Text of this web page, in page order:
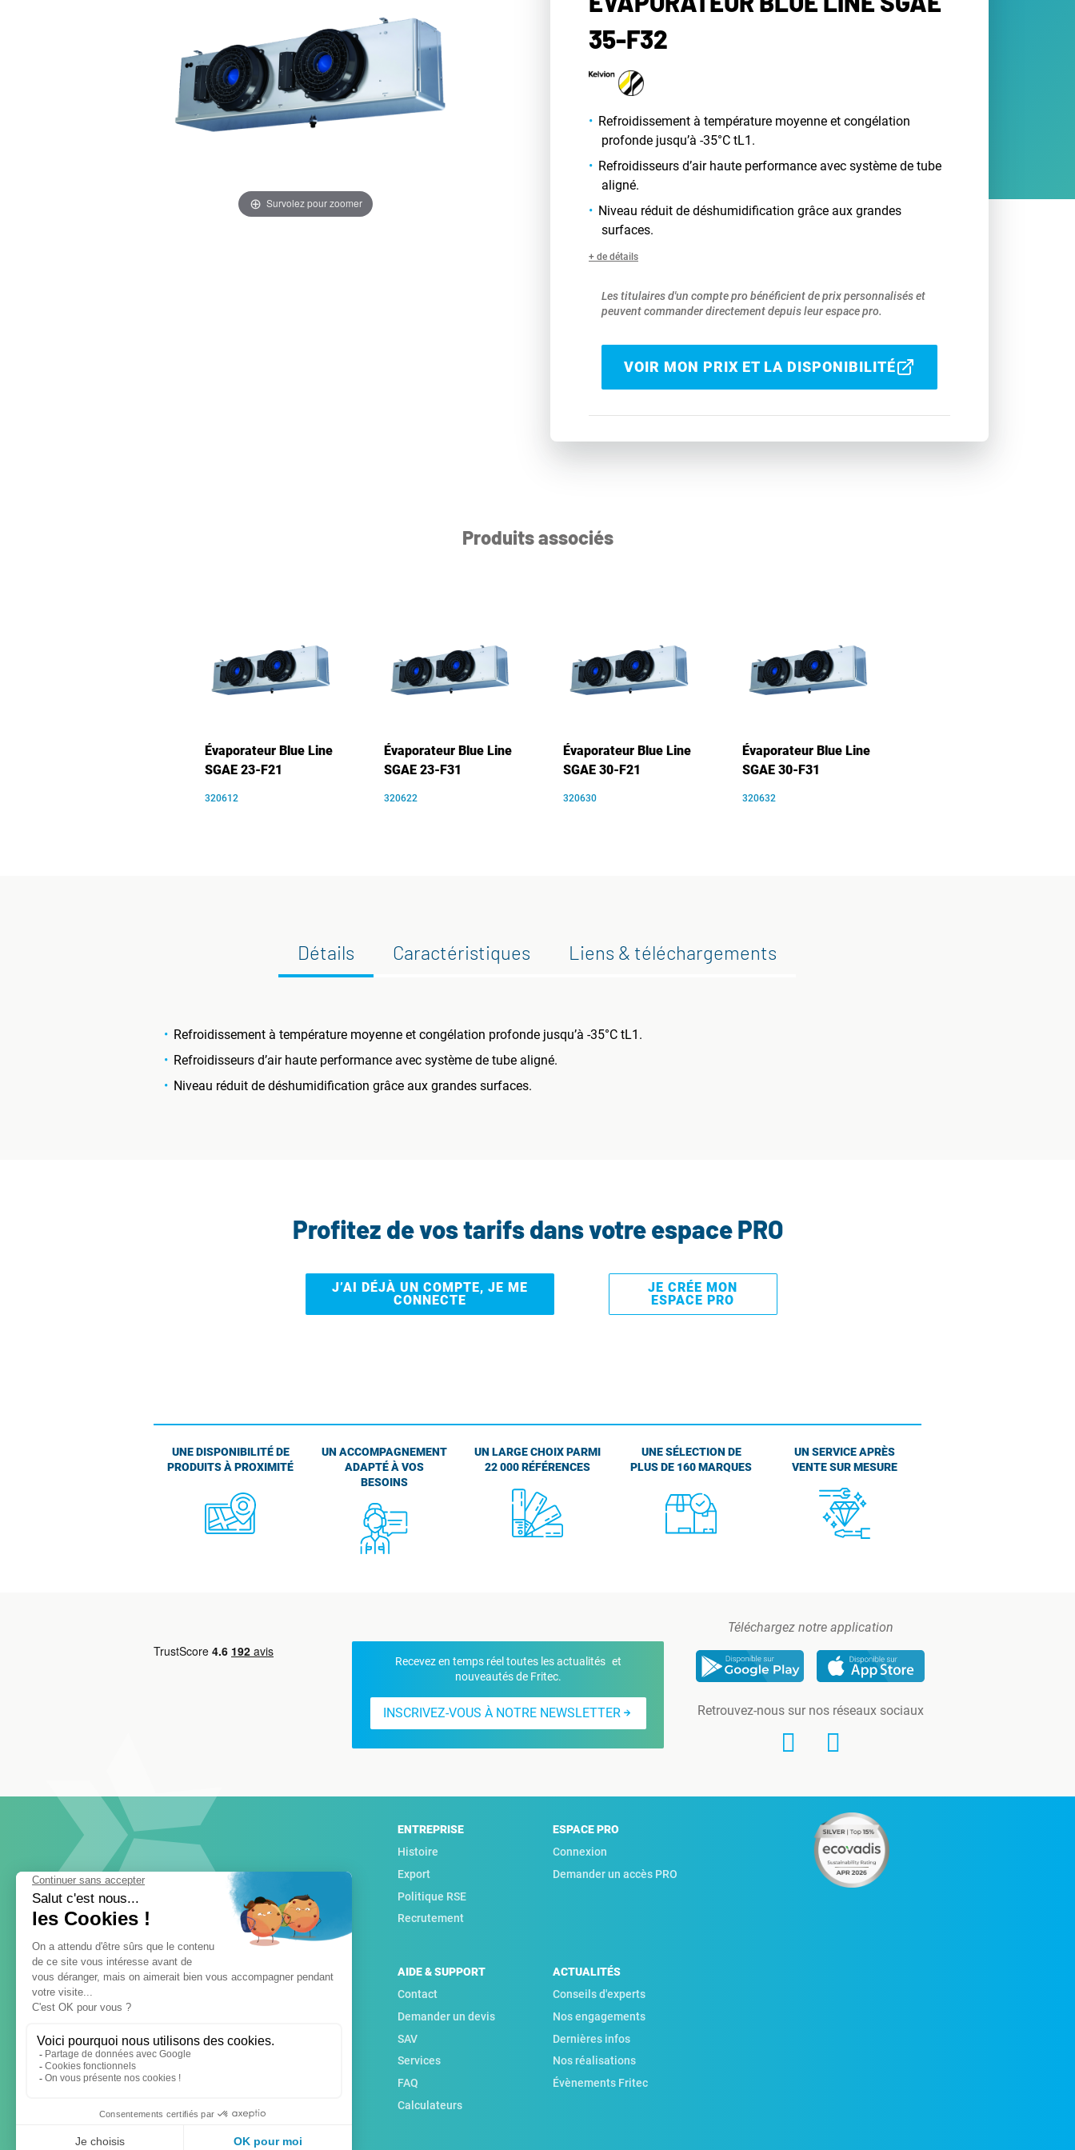
Survolez pour zoomer
35-F32
Refroidissement à température moyenne et congélation
profonde jusqu’à -35°C tL1.
Refroidisseurs d’air haute performance avec système de tube
aligné.
Niveau réduit de déshumidification grâce aux grandes
surfaces.
+ de détails
Les titulaires d'un compte pro bénéficient de prix personnalisés et
peuvent commander directement depuis leur espace pro.
VOIR MON PRIX ET LA DISPONIBILITÉ
Produits associés
Évaporateur Blue Line
SGAE 23-F21
320612
Évaporateur Blue Line
SGAE 23-F31
320622
Évaporateur Blue Line
SGAE 30-F21
320630
Évaporateur Blue Line
SGAE 30-F31
320632
Détails Caractéristiques Liens & téléchargements
Refroidissement à température moyenne et congélation profonde jusqu’à -35°C tL1.
Refroidisseurs d’air haute performance avec système de tube aligné.
Niveau réduit de déshumidification grâce aux grandes surfaces.
Profitez de vos tarifs dans votre espace PRO
J’AI DÉJÀ UN COMPTE, JE ME
CONNECTE
JE CRÉE MON
ESPACE PRO
UNE DISPONIBILITÉ DE
PRODUITS À PROXIMITÉ
UN ACCOMPAGNEMENT
ADAPTÉ À VOS
BESOINS
UN LARGE CHOIX PARMI
22 000 RÉFÉRENCES
UNE SÉLECTION DE
PLUS DE 160 MARQUES
UN SERVICE APRÈS
VENTE SUR MESURE
Recevez en temps réel toutes les actualités et
nouveautés de Fritec.
INSCRIVEZ-VOUS À NOTRE NEWSLETTER
Téléchargez notre application
Retrouvez-nous sur nos réseaux sociaux
ENTREPRISE
Histoire
Export
Politique RSE
Recrutement
ESPACE PRO
Connexion
Demander un accès PRO
AIDE & SUPPORT
Contact
Demander un devis
SAV
Services
FAQ
Calculateurs
ACTUALITÉS
Conseils d'experts
Nos engagements
Dernières infos
Nos réalisations
Évènements Fritec